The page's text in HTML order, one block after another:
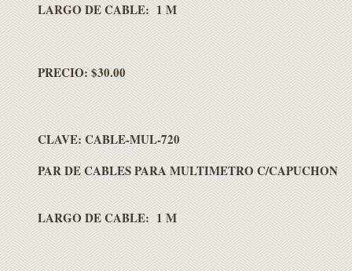
LARGO DE CABLE: 1 M
PRECIO: $30.00
CLAVE: CABLE-MUL-720
PAR DE CABLES PARA MULTIMETRO C/CAPUCHON
LARGO DE CABLE: 1 M